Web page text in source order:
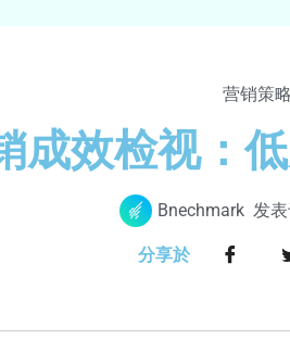
营销策略
成效检视：
Bnechmark 发
分享於